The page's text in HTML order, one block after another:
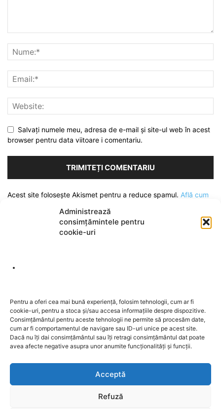
Administrează
consimțămintele pentru
cookie-uri
Pentru a oferi cea mai bună experiență, folosim tehnologii, cum ar fi
cookie-uri, pentru a stoca și/sau accesa informațiile despre dispozitive.
Consimțământul pentru aceste tehnologii ne permite să procesăm date,
cum ar fi comportamentul de navigare sau ID-uri unice pe acest site.
Dacă nu îți dai consimțământul sau îți retragi consimțământul dat poate
avea afecte negative asupra unor anumite funcționalități și funcții.
Acceptă
Refuză
Salvați numele meu, adresa de e-mail și site-ul web în acest
browser pentru data viitoare i comentariu.
Acest site folosește Akismet pentru a reduce spamul. Află cum
Contactați-ne: redactia@sentinela.ro
URMAȚI-NE